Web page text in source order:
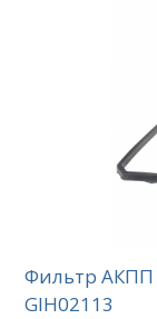
Фильтр АКПП
GIH02113